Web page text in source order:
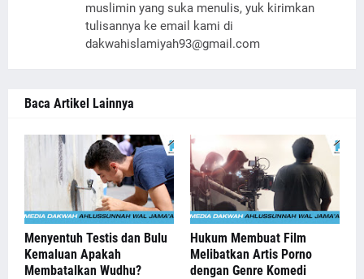
muslimin yang suka menulis, yuk kirimkan
tulisannya ke email kami di
dakwahislamiyah93@gmail.com
Baca Artikel Lainnya
Menyentuh Testis dan Bulu
Kemaluan Apakah
Membatalkan Wudhu?
Hukum Membuat Film
Melibatkan Artis Porno
dengan Genre Komedi